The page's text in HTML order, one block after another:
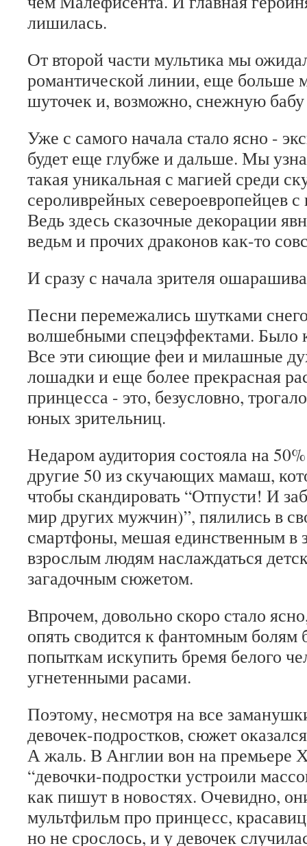
лишилась.
От второй части мультика мы
романтической линии, еще больше
шуточек и, возможно, снежную бабу
Уже с самого начала стало ясно -
будет еще глубже и дальше. Мы
такая уникальная с магией среди
сероливрейных североевропейцев
Ведь здесь сказочные декорации
ведьм и прочих драконов как-то
И сразу с начала зрителя
Песни перемежались шутками
волшебными спецэффектами. Было
Все эти сиющие феи и милашные
лошадки и еще более прекрасная
принцесса - это, безусловно,
юных зрительниц.
Недаром аудитория состояла на
другие 50 из скучающих мамаш,
чтобы скандировать “Отпусти! И
мир других мужчин)”, пялились в
смартфоны, мешая единственным в
взрослым людям наслаждаться
загадочным сюжетом.
Впрочем, довольно скоро стало
опять сводится к фантомным болям
попыткам искупить бремя белого
угнетенными расами.
Поэтому, несмотря на все
девочек-подростков, сюжет
А жаль. В Англии вон на премьере
“девочки-подростки устроили
как пишут в новостях. Очевидно,
мультфильм про принцесс,
но не срослось, и у девочек